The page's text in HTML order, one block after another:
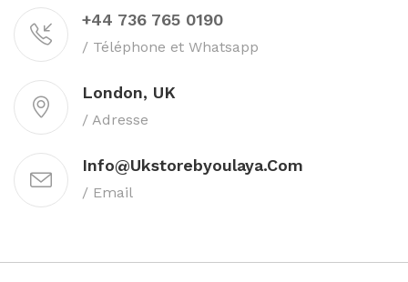
+44 736 765 0190
/ Téléphone et Whatsapp
London, UK
/ Adresse
Info@ukstorebyoulaya.com
/ Email